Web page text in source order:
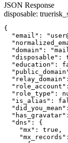
JSON Response
disposable: true
{
"email":
"domain":
"disposable":
"education":
"role_type":
"is_alias":
  "dns": {
    "mx": true,